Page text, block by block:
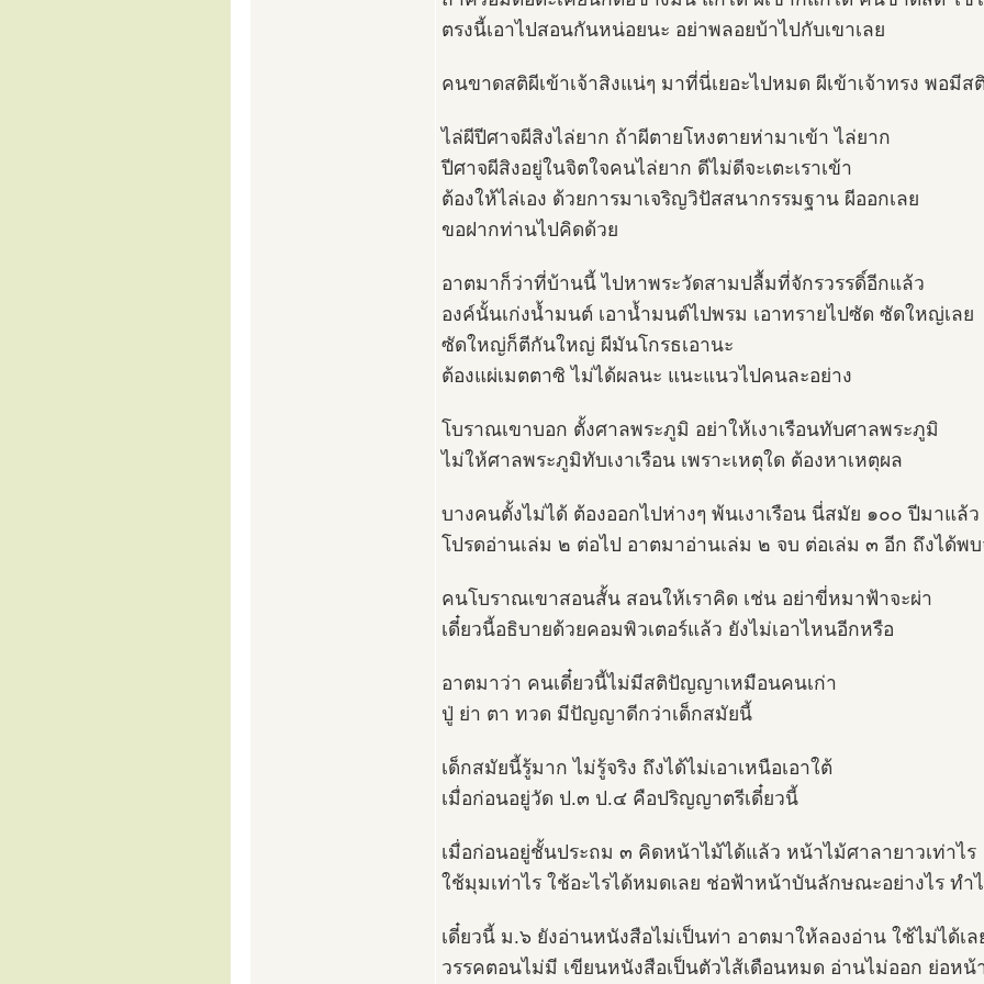
ตรงนี้เอาไปสอนกันหน่อยนะ อย่าพลอยบ้าไปกับเขาเลย
คนขาดสติผีเข้าเจ้าสิงแน่ๆ มาที่นี่เยอะไปหมด ผีเข้าเจ้าทรง พอมีสติ
ไล่ผีปีศาจผีสิงไล่ยาก ถ้าผีตายโหงตายห่ามาเข้า ไล่ยาก
ปีศาจผีสิงอยู่ในจิตใจคนไล่ยาก ดีไม่ดีจะเตะเราเข้า
ต้องให้ไล่เอง ด้วยการมาเจริญวิปัสสนากรรมฐาน ผีออกเลย
ขอฝากท่านไปคิดด้วย
อาตมาก็ว่าที่บ้านนี้ ไปหาพระวัดสามปลื้มที่จักรวรรดิ์อีกแล้ว
องค์นั้นเก่งน้ำมนต์ เอาน้ำมนต์ไปพรม เอาทรายไปซัด ซัดใหญ่เลย
ซัดใหญ่ก็ตีกันใหญ่ ผีมันโกรธเอานะ
ต้องแผ่เมตตาซิ ไม่ได้ผลนะ แนะแนวไปคนละอย่าง
โบราณเขาบอก ตั้งศาลพระภูมิ อย่าให้เงาเรือนทับศาลพระภูมิ
ไม่ให้ศาลพระภูมิทับเงาเรือน เพราะเหตุใด ต้องหาเหตุผล
บางคนตั้งไม่ได้ ต้องออกไปห่างๆ พ้นเงาเรือน นี่สมัย ๑๐๐ ปีมาแล้ว
โปรดอ่านเล่ม ๒ ต่อไป อาตมาอ่านเล่ม ๒ จบ ต่อเล่ม ๓ อีก ถึงได้พ
คนโบราณเขาสอนสั้น สอนให้เราคิด เช่น อย่าขี่หมาฟ้าจะผ่า
เดี๋ยวนี้อธิบายด้วยคอมพิวเตอร์แล้ว ยังไม่เอาไหนอีกหรือ
อาตมาว่า คนเดี๋ยวนี้ไม่มีสติปัญญาเหมือนคนเก่า
ปู่ ย่า ตา ทวด มีปัญญาดีกว่าเด็กสมัยนี้
เด็กสมัยนี้รู้มาก ไม่รู้จริง ถึงได้ไม่เอาเหนือเอาใต้
เมื่อก่อนอยู่วัด ป.๓ ป.๔ คือปริญญาตรีเดี๋ยวนี้
เมื่อก่อนอยู่ชั้นประถม ๓ คิดหน้าไม้ได้แล้ว หน้าไม้ศาลายาวเท่าไร
ใช้มุมเท่าไร ใช้อะไรได้หมดเลย ช่อฟ้าหน้าบันลักษณะอย่างไร ทำ
เดี๋ยวนี้ ม.๖ ยังอ่านหนังสือไม่เป็นท่า อาตมาให้ลองอ่าน ใช้ไม่ได้เล
วรรคตอนไม่มี เขียนหนังสือเป็นตัวไส้เดือนหมด อ่านไม่ออก ย่อหน้